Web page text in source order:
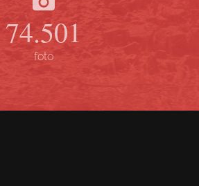
79.823
foto